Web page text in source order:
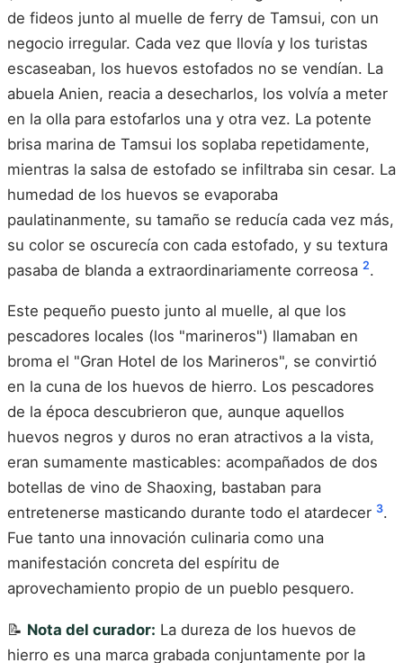
de fideos junto al muelle de ferry de Tamsui, con un
negocio irregular. Cada vez que llovía y los turistas
escaseaban, los huevos estofados no se vendían. La
abuela Anien, reacia a desecharlos, los volvía a meter
en la olla para estofarlos una y otra vez. La potente
brisa marina de Tamsui los soplaba repetidamente,
mientras la salsa de estofado se infiltraba sin cesar. La
humedad de los huevos se evaporaba
paulatinanmente, su tamaño se reducía cada vez más,
su color se oscurecía con cada estofado, y su textura
pasaba de blanda a extraordinariamente correosa 2.
Este pequeño puesto junto al muelle, al que los
pescadores locales (los "marineros") llamaban en
broma el "Gran Hotel de los Marineros", se convirtió
en la cuna de los huevos de hierro. Los pescadores
de la época descubrieron que, aunque aquellos
huevos negros y duros no eran atractivos a la vista,
eran sumamente masticables: acompañados de dos
botellas de vino de Shaoxing, bastaban para
entretenerse masticando durante todo el atardecer 3.
Fue tanto una innovación culinaria como una
manifestación concreta del espíritu de
aprovechamiento propio de un pueblo pesquero.
📝 Nota del curador: La dureza de los huevos de
hierro es una marca grabada conjuntamente por la